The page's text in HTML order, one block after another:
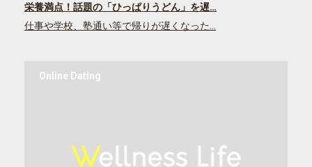
栄養満点！話題の「ひっぱりうどん」を遅…
仕事や学校、塾通い等で帰りが遅くなった…
Online Dating